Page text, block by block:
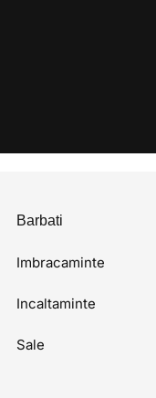
Barbati
Imbracaminte
Incaltaminte
Sale